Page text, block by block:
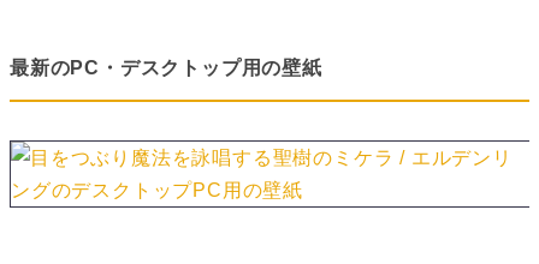
最新のPC・デスクトップ用の壁紙